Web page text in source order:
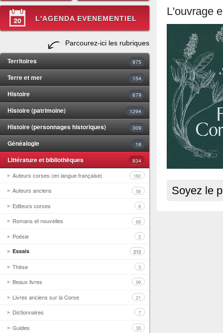
L'AGENDA EVENEMENTIEL
Parcourez-ici les rubriques
Territoires 975
Terre et mer 154
Histoire 679
Histoire (patrimoine) 1294
Histoire (personnages historiques) 309
Généalogie 18
Littérature et bibliothèques 834
Auteurs corses (en langue française) 160
Auteurs anciens 56
Editeurs corses 8
Romans et nouvelles 69
Poésie 2
Essais 212
Thèse 3
Beaux livres 99
Livres anciens sur la Corse 21
Dictionnaires 7
Guides 35
L'ouvrage
Soyez le